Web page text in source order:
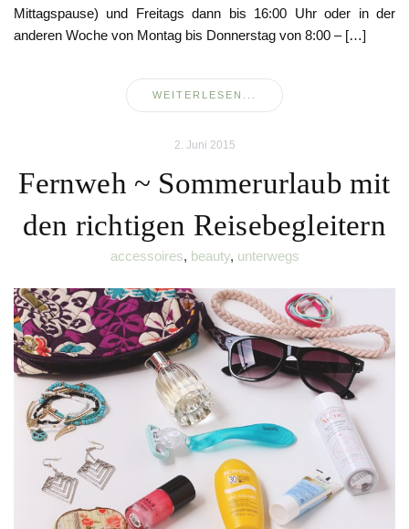
Mittagspause) und Freitags dann bis 16:00 Uhr oder in der
anderen Woche von Montag bis Donnerstag von 8:00 – […]
WEITERLESEN...
2. Juni 2015
Fernweh ~ Sommerurlaub mit
den richtigen Reisebegleitern
accessoires, beauty, unterwegs